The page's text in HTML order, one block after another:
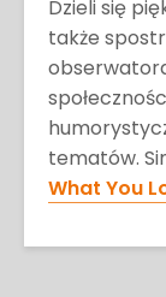
Dzieli się
także
tematów.
What You